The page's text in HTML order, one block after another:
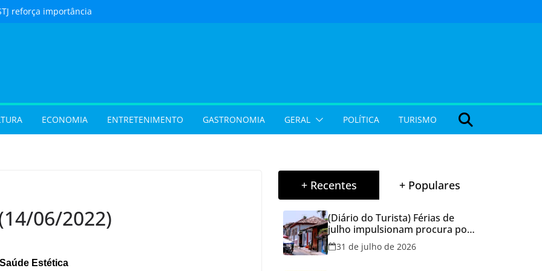
reforça importância
inéditas de
gratuitas no fim
Pais em Goiânia
ECONOMIA ENTRETENIMENTO GASTRONOMIA GERAL POLÍTICA TURISMO
06/2022)
Estética
+ Recentes + Populares
(Diário do Turista) Férias de
julho impulsionam procura por
hospedagem em Goiás e
reforçam cuidados na hora de
31 de julho de 2026